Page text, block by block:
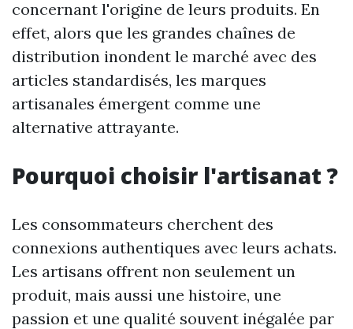
concernant l'origine de leurs produits. En
effet, alors que les grandes chaînes de
distribution inondent le marché avec des
articles standardisés, les marques
artisanales émergent comme une
alternative attrayante.
Pourquoi choisir l'artisanat ?
Les consommateurs cherchent des
connexions authentiques avec leurs achats.
Les artisans offrent non seulement un
produit, mais aussi une histoire, une
passion et une qualité souvent inégalée par